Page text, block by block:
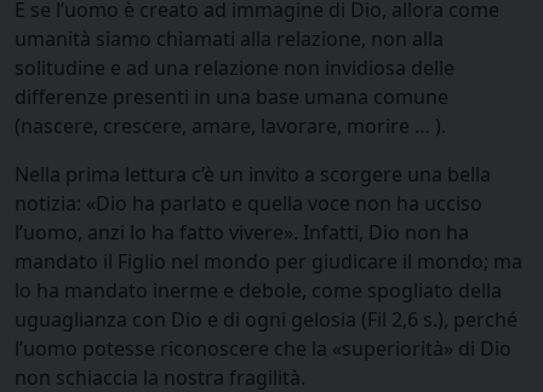
E se l’uomo è creato ad immagine di Dio, allora come
umanità siamo chiamati alla relazione, non alla
solitudine e ad una relazione non invidiosa delle
differenze presenti in una base umana comune
(nascere, crescere, amare, lavorare, morire … ).
Nella prima lettura c’è un invito a scorgere una bella
notizia: «Dio ha parlato e quella voce non ha ucciso
l’uomo, anzi lo ha fatto vivere». Infatti, Dio non ha
mandato il Figlio nel mondo per giudicare il mondo; ma
lo ha mandato inerme e debole, come spogliato della
uguaglianza con Dio e di ogni gelosia (Fil 2,6 s.), perché
l’uomo potesse riconoscere che la «superiorità» di Dio
non schiaccia la nostra fragilità.